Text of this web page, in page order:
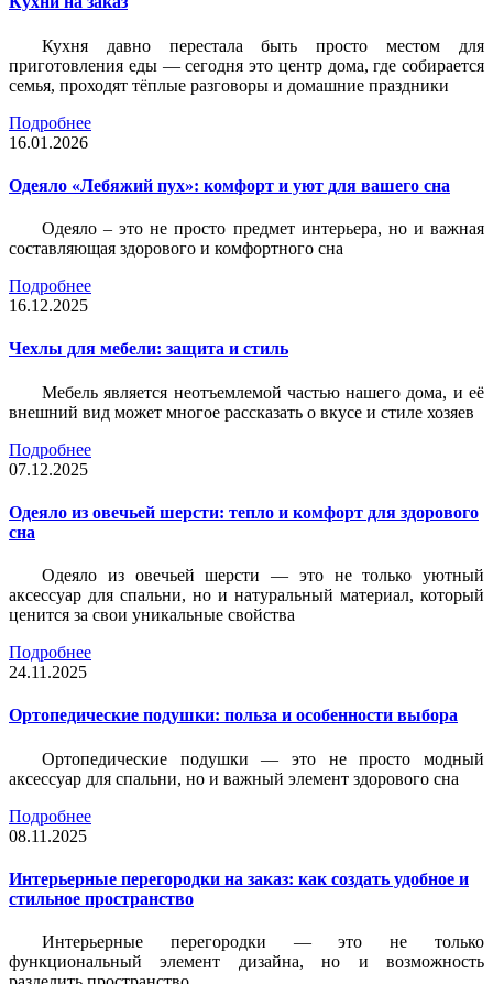
Кухня давно перестала быть просто местом для
приготовления еды — сегодня это центр дома, где собирается
семья, проходят тёплые разговоры и домашние праздники
Подробнее
16.01.2026
Одеяло «Лебяжий пух»: комфорт и уют для вашего сна
Одеяло – это не просто предмет интерьера, но и важная
составляющая здорового и комфортного сна
Подробнее
16.12.2025
Чехлы для мебели: защита и стиль
Мебель является неотъемлемой частью нашего дома, и её
внешний вид может многое рассказать о вкусе и стиле хозяев
Подробнее
07.12.2025
Одеяло из овечьей шерсти: тепло и комфорт для здорового
сна
Одеяло из овечьей шерсти — это не только уютный
аксессуар для спальни, но и натуральный материал, который
ценится за свои уникальные свойства
Подробнее
24.11.2025
Ортопедические подушки: польза и особенности выбора
Ортопедические подушки — это не просто модный
аксессуар для спальни, но и важный элемент здорового сна
Подробнее
08.11.2025
Интерьерные перегородки на заказ: как создать удобное и
стильное пространство
Интерьерные перегородки — это не только
функциональный элемент дизайна, но и возможность